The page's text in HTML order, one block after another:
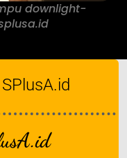
downlight-
SPlusA.id